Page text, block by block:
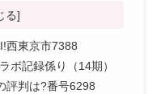
西東京市7388
ボ記録係り（14期）
評判は?番号6298